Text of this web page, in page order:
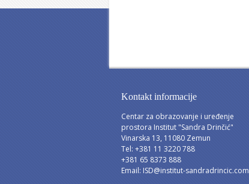
Kontakt informacije
Centar za obrazovanje i uređenje
prostora Institut "Sandra Drinčić"
Vinarska 13, 11080 Zemun
Tel: +381 11 3220 788
+381 65 8373 888
Email: ISD@institut-sandradrincic.com